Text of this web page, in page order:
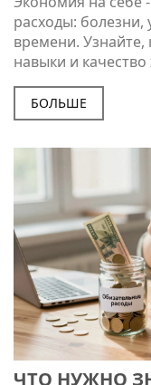
расходы:
времени. Узнайте,
навыки и
БОЛЬШЕ
ЧТО НУЖНО